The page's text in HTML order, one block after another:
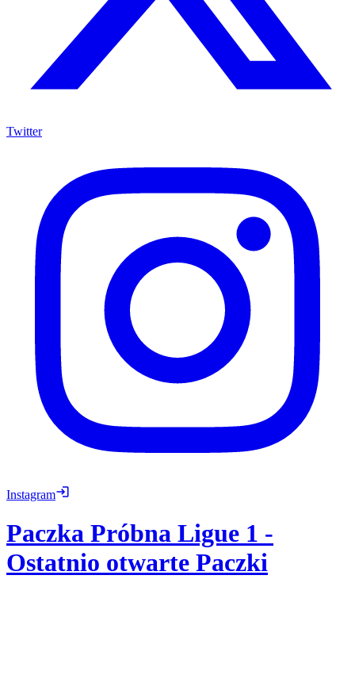
Twitter
Instagram
Paczka Próbna Ligue 1 -
Ostatnio otwarte Paczki